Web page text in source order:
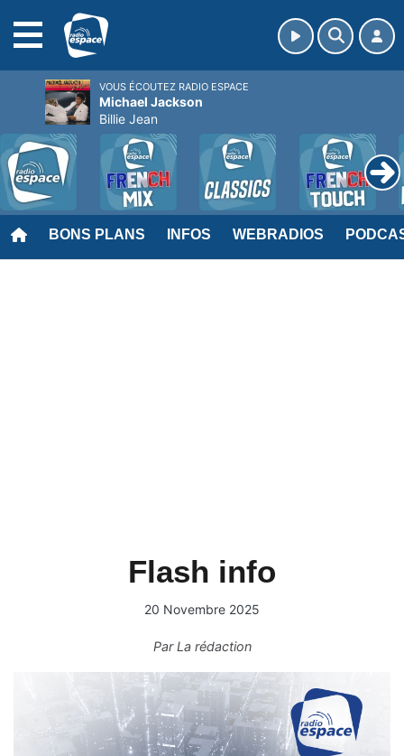
BONS PLANS INFOS WEBRADIOS
Flash info
20 Novembre 2025
ParLa rédaction
VOUS ÉCOUTEZ RADIO ESPACE
Michael Jackson
Billie Jean